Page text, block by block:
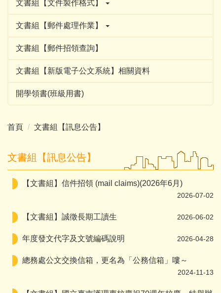
文書組【文件製作格式】
文書組【郵件處理作業】
文書組【郵件招領查詢】
文書組【新版電子公文系統】相關資料
開學領書(班級用書)
首頁 文書組【訊息公告】
文書組【訊息公告】
【文書組】信件招領 (mail claims)(2026年6月)
2026-07-02
【文書組】誠徵長期工讀生 2026-06-02
年度發文代字及文號編碼說明 2026-04-28
總務處公文交換信箱，更名為「公務信箱」嘍～
2024-11-13